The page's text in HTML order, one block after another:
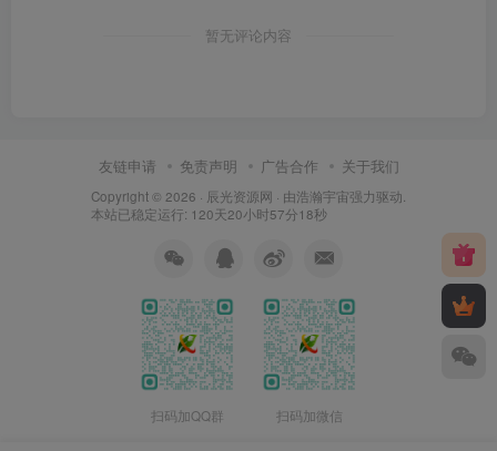
暂无评论内容
友链申请 免责声明 广告合作 关于我们
Copyright © 2026 · 辰光资源网 · 由浩瀚宇宙强力驱动.
本站已稳定运行: 120天20小时57分20秒
扫码加QQ群 扫码加微信